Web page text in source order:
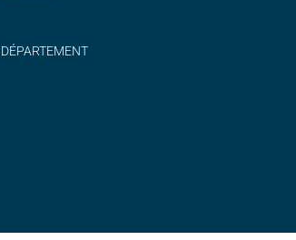
DÉPARTEMENT